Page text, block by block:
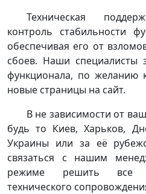
Техническая
контроль стабильности
обеспечивая его от
сбоев. Наши специалисты
функционала, по желанию
новые страницы на сайт.
В не зависимости от
будь то Киев, Харьков,
Украины или за её
связаться с нашим
режиме решить все
технического